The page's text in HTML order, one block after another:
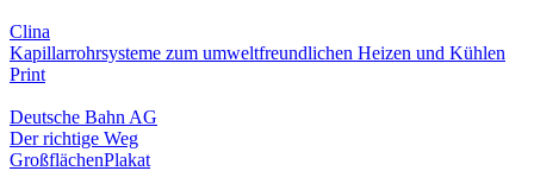
Clina
Kapillarrohrsysteme zum umweltfreundlichen Heizen und Kühlen
Print
Deutsche Bahn AG
Der richtige Weg
GroßflächenPlakat